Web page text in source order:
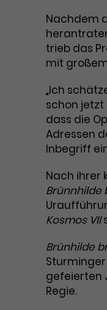
Nachdem
trieb das
mit
„Ich
schon jetzt
dass die
Adressen
Inbegriff
Nach ihrer
Brünnhilde
Kosmos VII
Brünhilde
gefeierten
Regie.